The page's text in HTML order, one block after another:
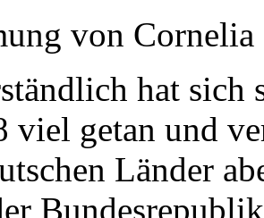
von
hat
viel getan und
Länder